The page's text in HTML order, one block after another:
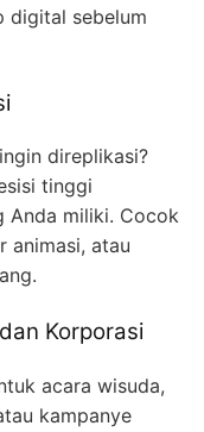
digital sebelum
direplikasi?
tinggi
Anda miliki. Cocok
animasi, atau
Korporasi
acara wisuda,
kampanye